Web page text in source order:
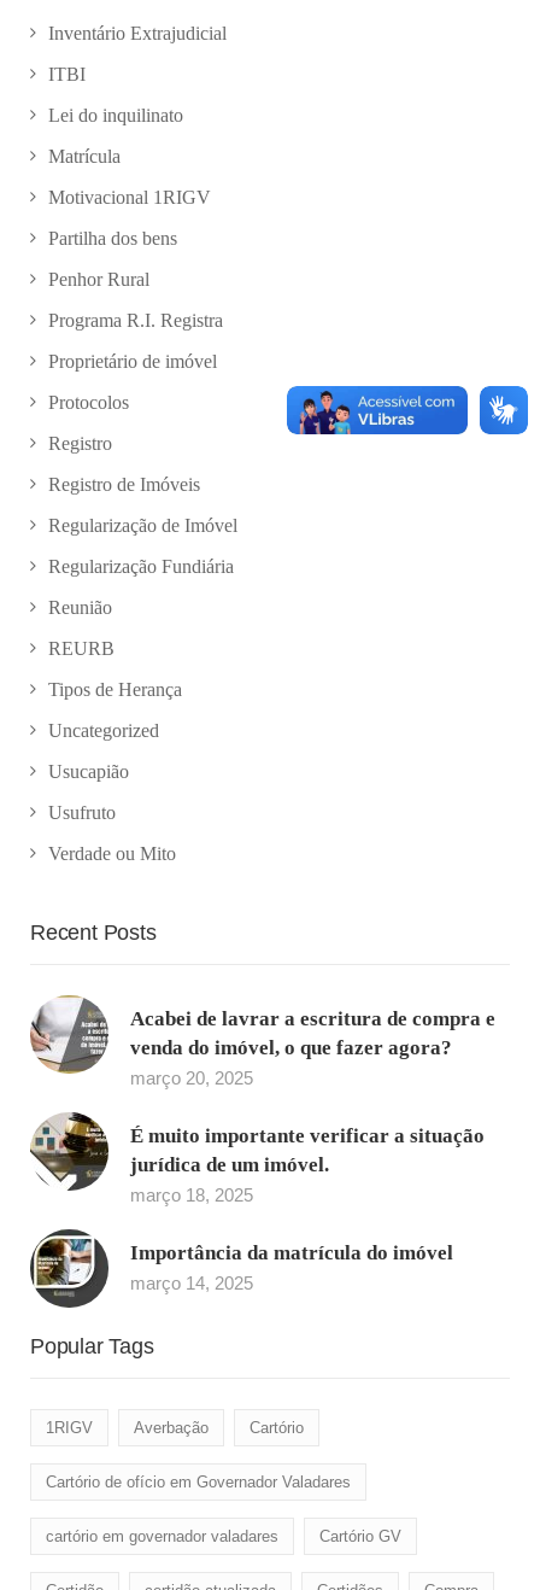
Inventário Extrajudicial
ITBI
Lei do inquilinato
Matrícula
Motivacional 1RIGV
Partilha dos bens
Penhor Rural
Programa R.I. Registra
Proprietário de imóvel
Protocolos
Registro
Registro de Imóveis
Regularização de Imóvel
Regularização Fundiária
Reunião
REURB
Tipos de Herança
Uncategorized
Usucapião
Usufruto
Verdade ou Mito
Recent Posts
Acabei de lavrar a escritura de compra e
venda do imóvel, o que fazer agora?
março 20, 2025
É muito importante verificar a situação
jurídica de um imóvel.
março 18, 2025
Importância da matrícula do imóvel
março 14, 2025
Popular Tags
1RIGV Averbação Cartório
Cartório de ofício em Governador Valadares
cartório em governador valadares Cartório GV